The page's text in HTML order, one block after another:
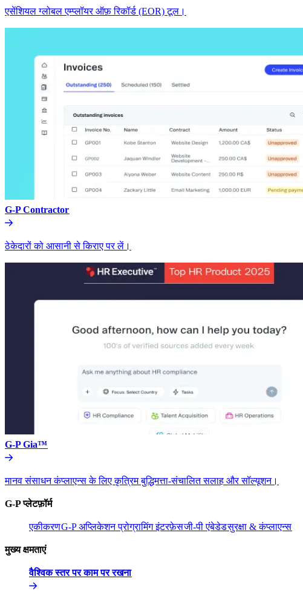
एसेंशियल ग्लोबल एम्प्लॉयर ऑफ़ रिकॉर्ड (EOR) टूल।​​
G-P Contractor​​
ठेकेदारों को आसानी से किराए पर लें।​​
G-P Gia™​​
मानव संसाधन कंप्लाएन्स के लिए कृत्रिम बुद्धिमत्ता-संचालित सलाह और सॉल्यूशन।​​
G-P प्लेटफ़ॉर्म​​
एकीकरण​​G-P अप्लिकेशन प्रोग्रामिंग इंटरफ़ेस​​जी-पी एंबेडेड​​सुरक्षा & कंप्लाएन्स​​
मुख्य क्षमताएं​​
वैश्विक स्तर पर काम पर रखना​​